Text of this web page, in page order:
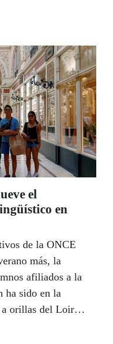
que dio José
Rodríguez, 1,1
y José Manuel
el
en
de la ONCE
más, la
afiliados a la
ha sido en la
orillas del Loira,